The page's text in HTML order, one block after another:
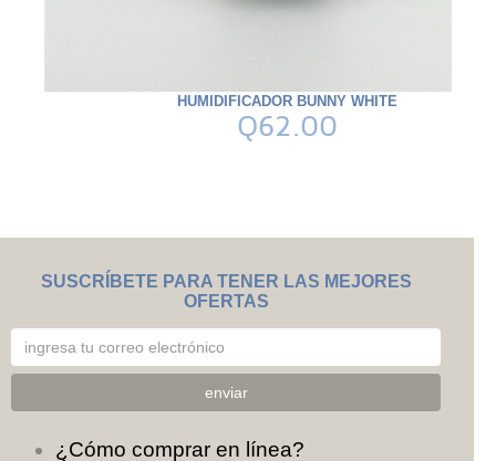
HUMIDIFICADOR BUNNY WHITE
Q62.00
SUSCRÍBETE PARA TENER LAS MEJORES
OFERTAS
¿Cómo comprar en línea?